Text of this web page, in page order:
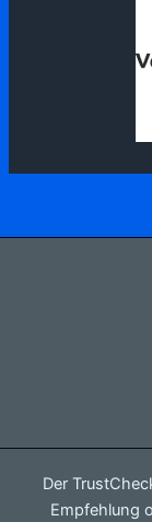
Der
Empfehlung